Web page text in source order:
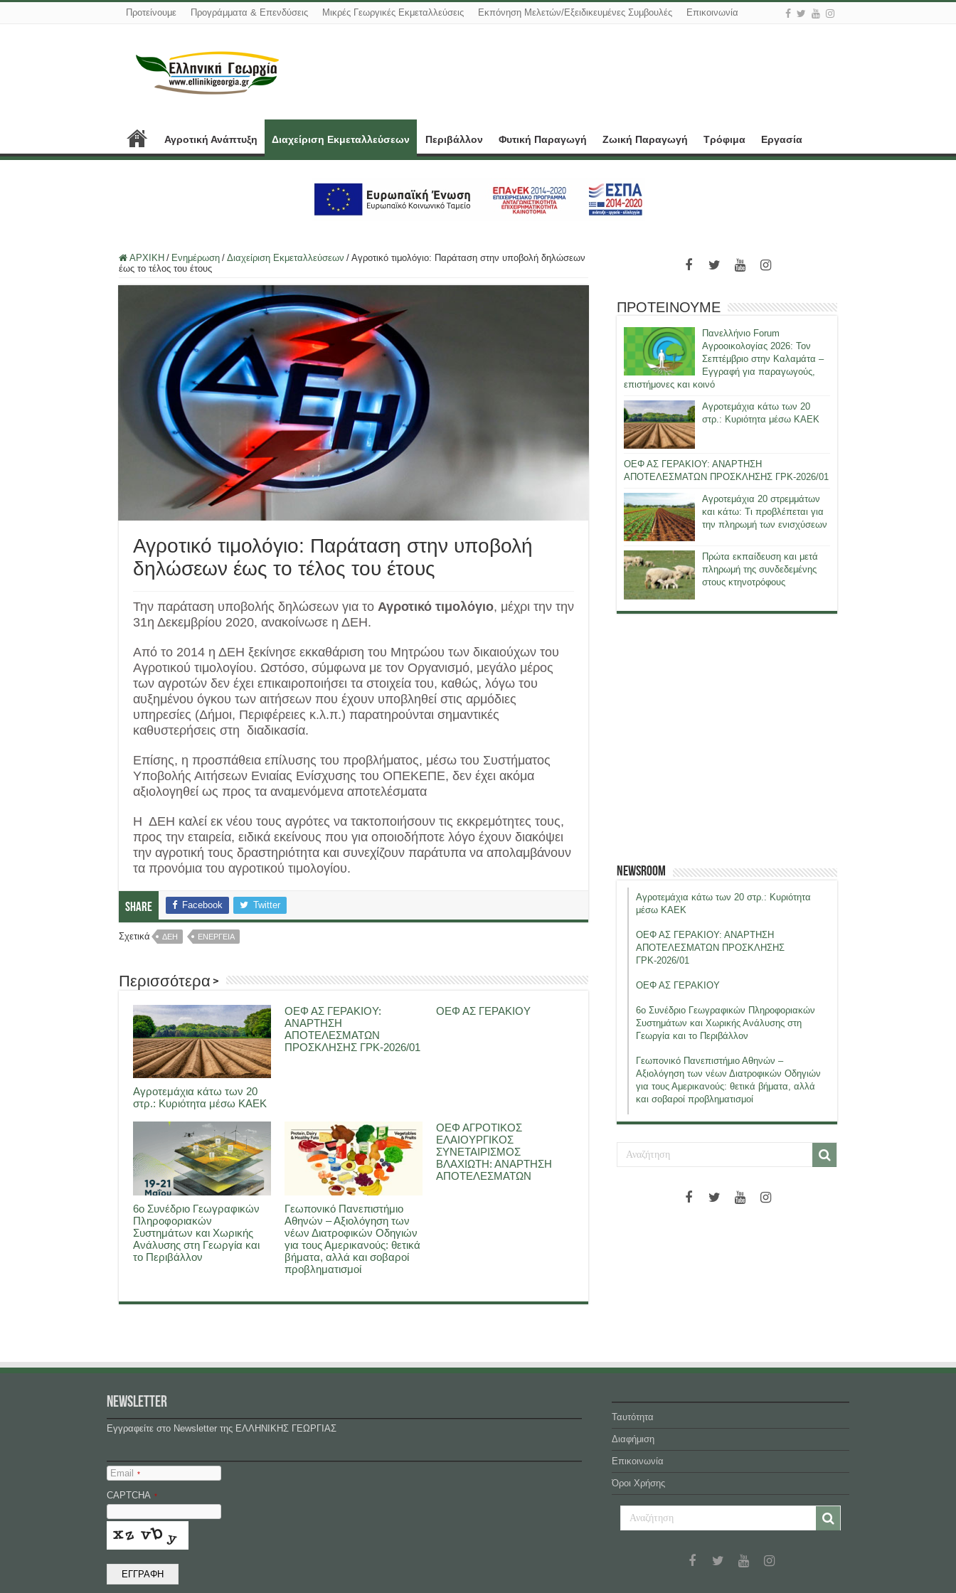
Προτείνουμε Προγράμματα & Επενδύσεις Μικρές Γεωργικές Εκμεταλλεύσεις Εκπόνηση Μελετών/Εξειδικευμένες Συμβουλές Επικοινωνία
Αγροτική Ανάπτυξη Διαχείριση Εκμεταλλεύσεων Περιβάλλον Φυτική Παραγωγή Ζωική Παραγωγή Τρόφιμα Εργασία
ΑΡΧΙΚΗ / Ενημέρωση / Διαχείριση Εκμεταλλεύσεων / Αγροτικό τιμολόγιο: Παράταση στην υποβολή δηλώσεων
έως το τέλος του έτους
Αγροτικό τιμολόγιο: Παράταση στην υποβολή
δηλώσεων έως το τέλος του έτους
Την παράταση υποβολής δηλώσεων για το Αγροτικό τιμολόγιο, μέχρι την την
31η Δεκεμβρίου 2020, ανακοίνωσε η ΔΕΗ.
Από το 2014 η ΔΕΗ ξεκίνησε εκκαθάριση του Μητρώου των δικαιούχων του
Αγροτικού τιμολογίου. Ωστόσο, σύμφωνα με τον Οργανισμό, μεγάλο μέρος
των αγροτών δεν έχει επικαιροποιήσει τα στοιχεία του, καθώς, λόγω του
αυξημένου όγκου των αιτήσεων που έχουν υποβληθεί στις αρμόδιες
υπηρεσίες (Δήμοι, Περιφέρειες κ.λ.π.) παρατηρούνται σημαντικές
καθυστερήσεις στη διαδικασία.
Επίσης, η προσπάθεια επίλυσης του προβλήματος, μέσω του Συστήματος
Υποβολής Αιτήσεων Ενιαίας Ενίσχυσης του ΟΠΕΚΕΠΕ, δεν έχει ακόμα
αξιολογηθεί ως προς τα αναμενόμενα αποτελέσματα
Η ΔΕΗ καλεί εκ νέου τους αγρότες να τακτοποιήσουν τις εκκρεμότητες τους,
προς την εταιρεία, ειδικά εκείνους που για οποιοδήποτε λόγο έχουν διακόψει
την αγροτική τους δραστηριότητα και συνεχίζουν παράτυπα να απολαμβάνουν
τα προνόμια του αγροτικού τιμολογίου.
Share Facebook Twitter
Σχετικά ΔΕΗ ΕΝΕΡΓΕΙΑ
Περισσότερα >
Αγροτεμάχια κάτω των 20
στρ.: Κυριότητα μέσω ΚΑΕΚ
ΟΕΦ ΑΣ ΓΕΡΑΚΙΟΥ:
ΑΝΑΡΤΗΣΗ
ΑΠΟΤΕΛΕΣΜΑΤΩΝ
ΠΡΟΣΚΛΗΣΗΣ ΓΡΚ-2026/01
ΟΕΦ ΑΣ ΓΕΡΑΚΙΟΥ
6ο Συνέδριο Γεωγραφικών
Πληροφοριακών
Συστημάτων και Χωρικής
Ανάλυσης στη Γεωργία και
το Περιβάλλον
Γεωπονικό Πανεπιστήμιο
Αθηνών – Αξιολόγηση των
νέων Διατροφικών Οδηγιών
για τους Αμερικανούς: θετικά
βήματα, αλλά και σοβαροί
προβληματισμοί
ΟΕΦ ΑΓΡΟΤΙΚΟΣ
ΕΛΑΙΟΥΡΓΙΚΟΣ
ΣΥΝΕΤΑΙΡΙΣΜΟΣ
ΒΛΑΧΙΩΤΗ: ΑΝΑΡΤΗΣΗ
ΑΠΟΤΕΛΕΣΜΑΤΩΝ
ΠΡΟΤΕΙΝΟΥΜΕ
Πανελλήνιο Forum
Αγροοικολογίας 2026: Τον
Σεπτέμβριο στην Καλαμάτα –
Εγγραφή για παραγωγούς,
επιστήμονες και κοινό
Αγροτεμάχια κάτω των 20
στρ.: Κυριότητα μέσω ΚΑΕΚ
ΟΕΦ ΑΣ ΓΕΡΑΚΙΟΥ: ΑΝΑΡΤΗΣΗ
ΑΠΟΤΕΛΕΣΜΑΤΩΝ ΠΡΟΣΚΛΗΣΗΣ ΓΡΚ-2026/01
Αγροτεμάχια 20 στρεμμάτων
και κάτω: Τι προβλέπεται για
την πληρωμή των ενισχύσεων
Πρώτα εκπαίδευση και μετά
πληρωμή της συνδεδεμένης
στους κτηνοτρόφους
Newsroom
Αγροτεμάχια κάτω των 20 στρ.: Κυριότητα
μέσω ΚΑΕΚ
ΟΕΦ ΑΣ ΓΕΡΑΚΙΟΥ: ΑΝΑΡΤΗΣΗ
ΑΠΟΤΕΛΕΣΜΑΤΩΝ ΠΡΟΣΚΛΗΣΗΣ
ΓΡΚ-2026/01
ΟΕΦ ΑΣ ΓΕΡΑΚΙΟΥ
6ο Συνέδριο Γεωγραφικών Πληροφοριακών
Συστημάτων και Χωρικής Ανάλυσης στη
Γεωργία και το Περιβάλλον
Γεωπονικό Πανεπιστήμιο Αθηνών –
Αξιολόγηση των νέων Διατροφικών Οδηγιών
για τους Αμερικανούς: θετικά βήματα, αλλά
και σοβαροί προβληματισμοί
NEWSLETTER
Εγγραφείτε στο Newsletter της ΕΛΛΗΝΙΚΗΣ ΓΕΩΡΓΙΑΣ
Email *
CAPTCHA *
ΕΓΓΡΑΦΗ
Ταυτότητα
Διαφήμιση
Επικοινωνία
Όροι Χρήσης